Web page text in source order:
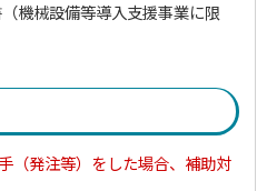
機械設備等導入支援事業に限
（発注等）をした場合、補助対